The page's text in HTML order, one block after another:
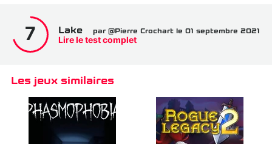
7 Lake par @Pierre Crochart le 01 septembre 2021
Lire le test complet
Les jeux similaires